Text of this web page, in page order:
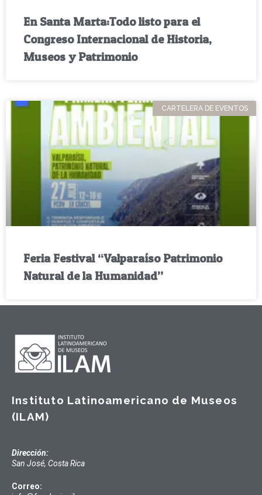
En Santa Marta:Todo listo para el
Congreso Internacional de Historia,
Museos y Patrimonio
CARTELERA DE EVENTOS
Feria Festival “Valparaíso Patrimonio
Natural de la Humanidad”
Instituto Latinoamericano de Museos
(ILAM)
Dirección:
San José, Costa Rica
Correo: